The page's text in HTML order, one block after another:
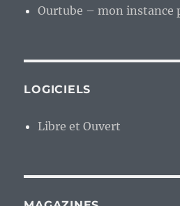
Ourtube – mon instance
LOGICIELS
Libre et Ouvert